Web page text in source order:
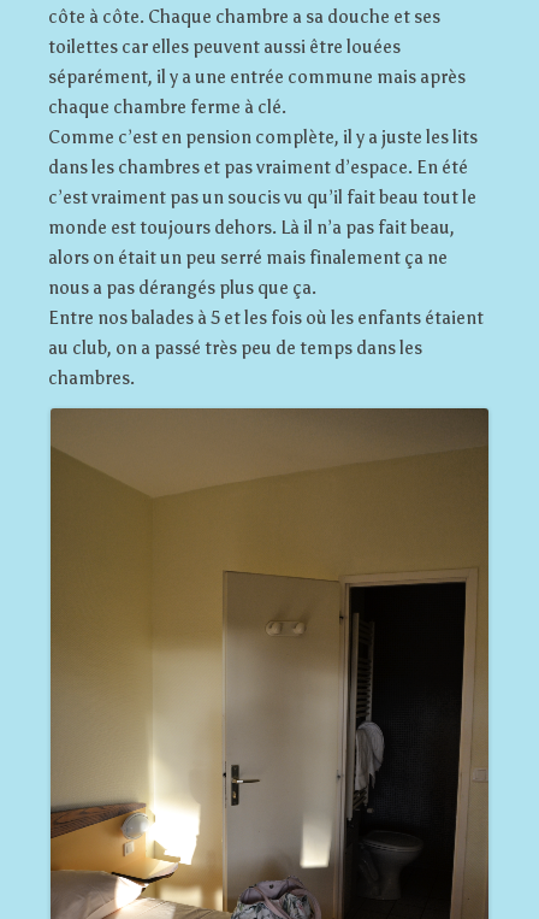
côte à côte. Chaque chambre a sa douche et ses
toilettes car elles peuvent aussi être louées
séparément, il y a une entrée commune mais après
chaque chambre ferme à clé.
Comme c’est en pension complète, il y a juste les lits
dans les chambres et pas vraiment d’espace. En été
c’est vraiment pas un soucis vu qu’il fait beau tout le
monde est toujours dehors. Là il n’a pas fait beau,
alors on était un peu serré mais finalement ça ne
nous a pas dérangés plus que ça.
Entre nos balades à 5 et les fois où les enfants étaient
au club, on a passé très peu de temps dans les
chambres.